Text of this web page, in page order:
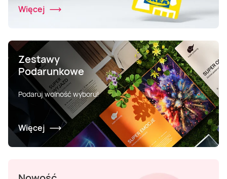
Więcej
Zestawy
Podarunkowe
Podaruj wolność wyboru!
Więcej